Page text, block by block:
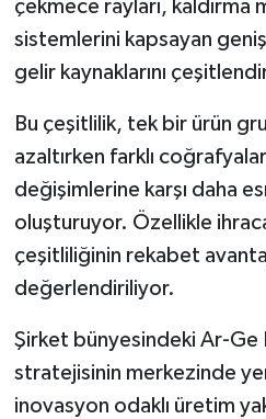
çekmece rayları, kaldırma
sistemlerini kapsayan
gelir kaynaklarını
Bu çeşitlilik, tek bir ürün
azaltırken farklı
değişimlerine karşı daha
oluşturuyor. Özellikle
çeşitliliğinin rekabet
değerlendiriliyor.
Şirket bünyesindeki Ar-Ge
stratejisinin merkezinde
inovasyon odaklı üretim